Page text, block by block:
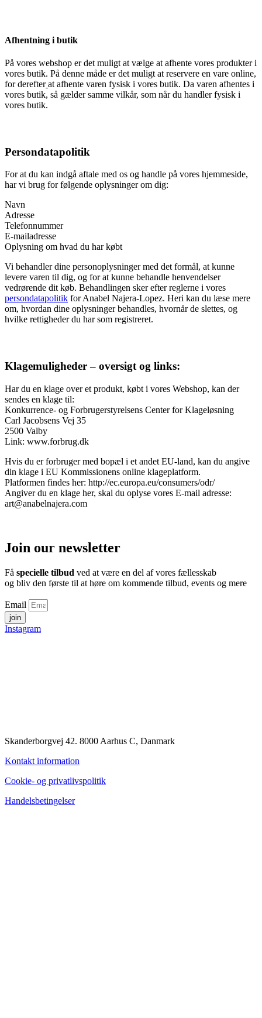
Afhentning i butik
På vores webshop er det muligt at vælge at afhente vores produkter i
vores butik. På denne måde er det muligt at reservere en vare online,
for derefter at afhente varen fysisk i vores butik. Da varen afhentes i
vores butik, så gælder samme vilkår, som når du handler fysisk i
vores butik.
Persondatapolitik
For at du kan indgå aftale med os og handle på vores hjemmeside,
har vi brug for følgende oplysninger om dig:
Navn
Adresse
Telefonnummer
E-mailadresse
Oplysning om hvad du har købt
Vi behandler dine personoplysninger med det formål, at kunne
levere varen til dig, og for at kunne behandle henvendelser
vedrørende dit køb. Behandlingen sker efter reglerne i vores
persondatapolitik for Anabel Najera-Lopez. Heri kan du læse mere
om, hvordan dine oplysninger behandles, hvornår de slettes, og
hvilke rettigheder du har som registreret.
Klagemuligheder – oversigt og links:
Har du en klage over et produkt, købt i vores Webshop, kan der
sendes en klage til:
Konkurrence- og Forbrugerstyrelsens Center for Klageløsning
Carl Jacobsens Vej 35
2500 Valby
Link: www.forbrug.dk
Hvis du er forbruger med bopæl i et andet EU-land, kan du angive
din klage i EU Kommissionens online klageplatform.
Platformen findes her: http://ec.europa.eu/consumers/odr/
Angiver du en klage her, skal du oplyse vores E-mail adresse:
art@anabelnajera.com
Join our newsletter
Få specielle tilbud ved at være en del af vores fællesskab
og bliv den første til at høre om kommende tilbud, events og mere
Email
join
Instagram
Skanderborgvej 42. 8000 Aarhus C, Danmark
Kontakt information
Cookie- og privatlivspolitik
Handelsbetingelser